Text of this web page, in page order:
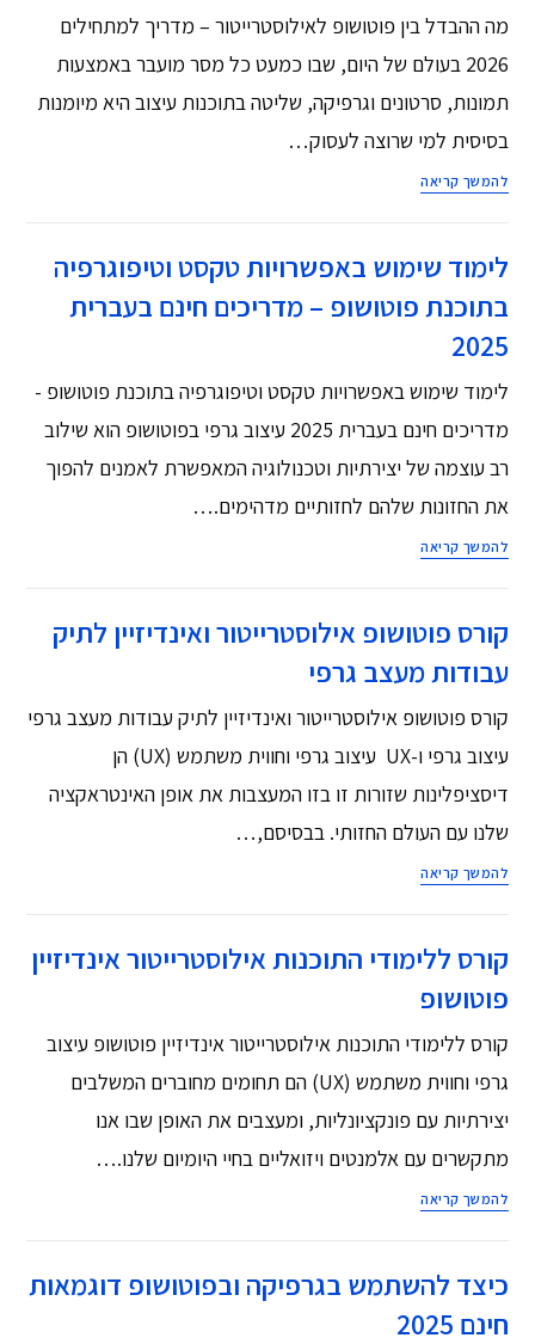
מה ההבדל בין פוטושופ לאילוסטרייטור – מדריך למתחילים
2026 בעולם של היום, שבו כמעט כל מסר מועבר באמצעות
תמונות, סרטונים וגרפיקה, שליטה בתוכנות עיצוב היא מיומנות
בסיסית למי שרוצה לעסוק…
להמשך קריאה
לימוד שימוש באפשרויות טקסט וטיפוגרפיה
בתוכנת פוטושופ – מדריכים חינם בעברית
2025
לימוד שימוש באפשרויות טקסט וטיפוגרפיה בתוכנת פוטושופ -
מדריכים חינם בעברית 2025 עיצוב גרפי בפוטושופ הוא שילוב
רב עוצמה של יצירתיות וטכנולוגיה המאפשרת לאמנים להפוך
את החזונות שלהם לחזותיים מדהימים.…
להמשך קריאה
קורס פוטושופ אילוסטרייטור ואינדיזיין לתיק
עבודות מעצב גרפי
קורס פוטושופ אילוסטרייטור ואינדיזיין לתיק עבודות מעצב גרפי
עיצוב גרפי ו-UX עיצוב גרפי וחווית משתמש (UX) הן
דיסציפלינות שזורות זו בזו המעצבות את אופן האינטראקציה
שלנו עם העולם החזותי. בבסיסם,…
להמשך קריאה
קורס ללימודי התוכנות אילוסטרייטור אינדיזיין
פוטושופ
קורס ללימודי התוכנות אילוסטרייטור אינדיזיין פוטושופ עיצוב
גרפי וחווית משתמש (UX) הם תחומים מחוברים המשלבים
יצירתיות עם פונקציונליות, ומעצבים את האופן שבו אנו
מתקשרים עם אלמנטים ויזואליים בחיי היומיום שלנו.…
להמשך קריאה
כיצד להשתמש בגרפיקה ובפוטושופ דוגמאות
חינם 2025